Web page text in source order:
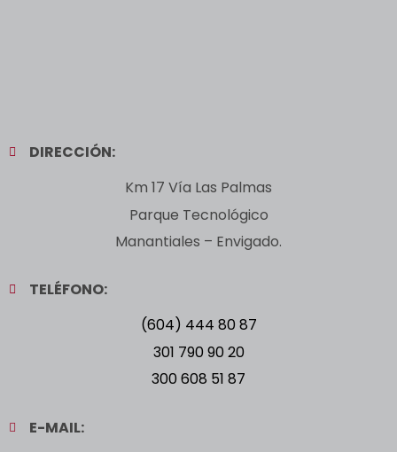
DIRECCIÓN:
Km 17 Vía Las Palmas
Parque Tecnológico
Manantiales – Envigado.
TELÉFONO:
(604) 444 80 87
301 790 90 20
300 608 51 87
E-MAIL: